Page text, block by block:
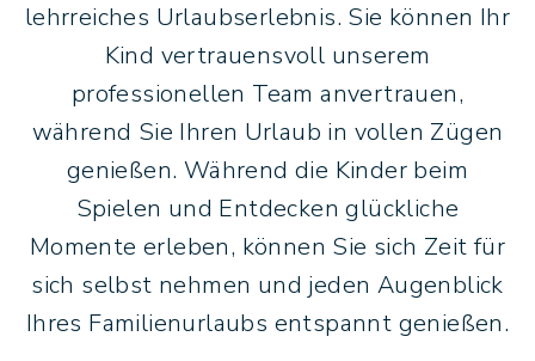
lehrreiches Urlaubserlebnis. Sie können Ihr
Kind vertrauensvoll unserem
professionellen Team anvertrauen,
während Sie Ihren Urlaub in vollen Zügen
genießen. Während die Kinder beim
Spielen und Entdecken glückliche
Momente erleben, können Sie sich Zeit für
sich selbst nehmen und jeden Augenblick
Ihres Familienurlaubs entspannt genießen.